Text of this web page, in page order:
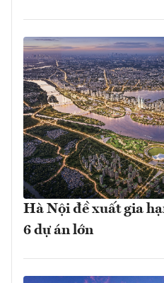
Hà Nội đề xuất gia
6 dự án lớn